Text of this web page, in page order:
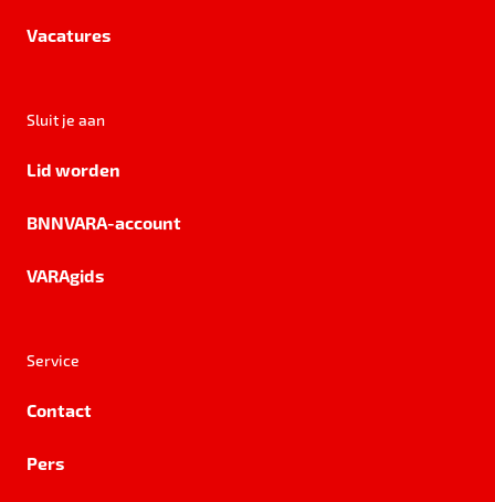
Vacatures
Sluit je aan
Lid worden
BNNVARA-account
VARAgids
Service
Contact
Pers